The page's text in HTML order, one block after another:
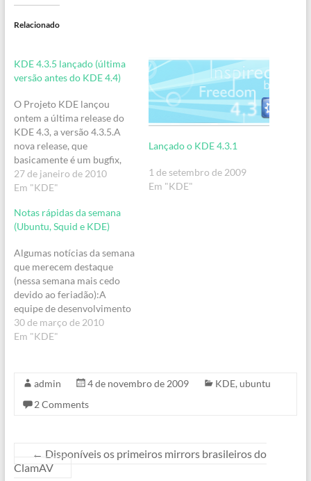
Relacionado
KDE 4.3.5 lançado (última
versão antes do KDE 4.4)
O Projeto KDE lançou
ontem a última release do
KDE 4.3, a versão 4.3.5.A
nova release, que
basicamente é um bugfix,
traz várias correções, por
isso sua instalação é
Changelog completo
aqui.De agora em diante
sendo direcionados para o
novo KDE 4.4 que…
27 de janeiro de 2010
Em "KDE"
Lançado o KDE 4.3.1
1 de setembro de 2009
Em "KDE"
Notas rápidas da semana
(Ubuntu, Squid e KDE)
Algumas notícias da semana
que merecem destaque
(nessa semana mais cedo
devido ao feriadão):A
equipe de desenvolvimento
do Ubuntu publicou um
release na data de ontem,
Ibex) acaba no próximo dia
a atualização para a
30 de março de 2010
Em "KDE"
admin 4 de novembro de 2009 KDE, ubuntu
2 Comments
← Disponíveis os primeiros mirrors brasileiros do
ClamAV